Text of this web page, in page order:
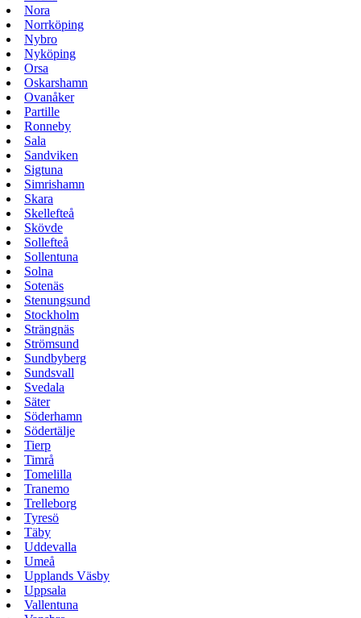
Nora
Norrköping
Nybro
Nyköping
Orsa
Oskarshamn
Ovanåker
Partille
Ronneby
Sala
Sandviken
Sigtuna
Simrishamn
Skara
Skellefteå
Skövde
Sollefteå
Sollentuna
Solna
Sotenäs
Stenungsund
Stockholm
Strängnäs
Strömsund
Sundbyberg
Sundsvall
Svedala
Säter
Söderhamn
Södertälje
Tierp
Timrå
Tomelilla
Tranemo
Trelleborg
Tyresö
Täby
Uddevalla
Umeå
Upplands Väsby
Uppsala
Vallentuna